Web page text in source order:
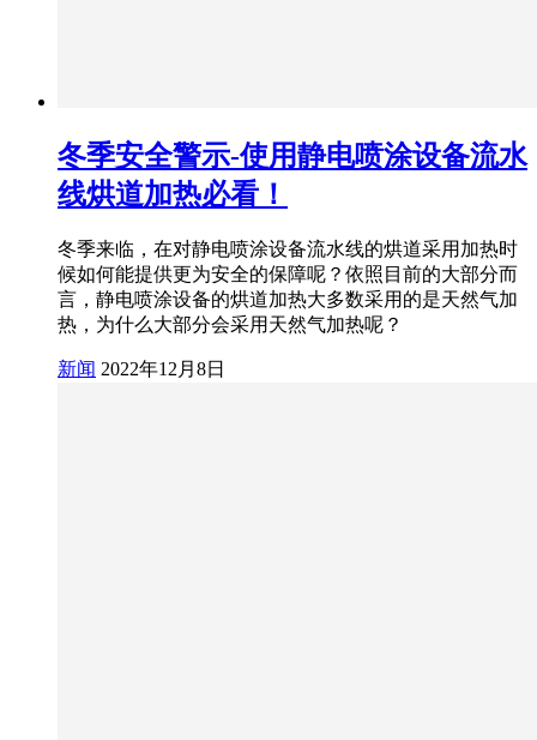
冬季安全警示-使用静电喷涂设备流水
线烘道加热必看！
冬季来临，在对静电喷涂设备流水线的烘道采用加热时
候如何能提供更为安全的保障呢？依照目前的大部分而
言，静电喷涂设备的烘道加热大多数采用的是天然气加
热，为什么大部分会采用天然气加热呢？
新闻 2022年12月8日